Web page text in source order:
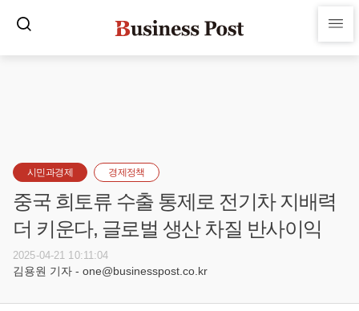
시민과경제 경제정책
중국 희토류 수출 통제로 전기차 지배력
더 키운다, 글로벌 생산 차질 반사이익
2025-04-21 10:11:04
김용원 기자 - one@businesspost.co.kr